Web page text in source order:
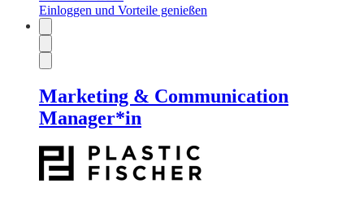
Einloggen und Vorteile genießen
Marketing & Communication
Manager*in